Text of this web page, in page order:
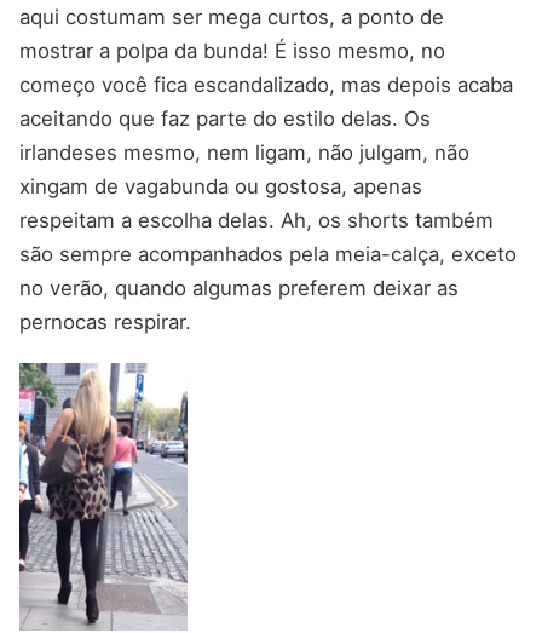
aqui costumam ser mega curtos, a ponto de
mostrar a polpa da bunda! É isso mesmo, no
começo você fica escandalizado, mas depois acaba
aceitando que faz parte do estilo delas. Os
irlandeses mesmo, nem ligam, não julgam, não
xingam de vagabunda ou gostosa, apenas
respeitam a escolha delas. Ah, os shorts também
são sempre acompanhados pela meia-calça, exceto
no verão, quando algumas preferem deixar as
pernocas respirar.